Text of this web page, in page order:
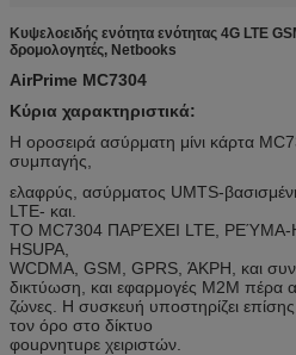
Κυψελοειδής ενότητα ενότητας 4G LTE
δρομολογητές, Netbooks
AirPrime MC7304
Κύρια χαρακτηριστικά:
Η οροσειρά ασύρματη μίνι κάρτα
συμπαγής,
ελαφρύς, ασύρματος UMTS-
LTE- και.
ΤΟ MC7304 ΠΑΡΈΧΕΙ LTE, ΡΕΎΜΑ-
HSUPA,
WCDMA, GSM, GPRS, ΆΚΡΗ, και
δικτύωση, και εφαρμογές M2M πέρα
ζώνες. Η συσκευή υποστηρίζει
τον όρο στο δίκτυο
φοuρνητuρε χειριστών.